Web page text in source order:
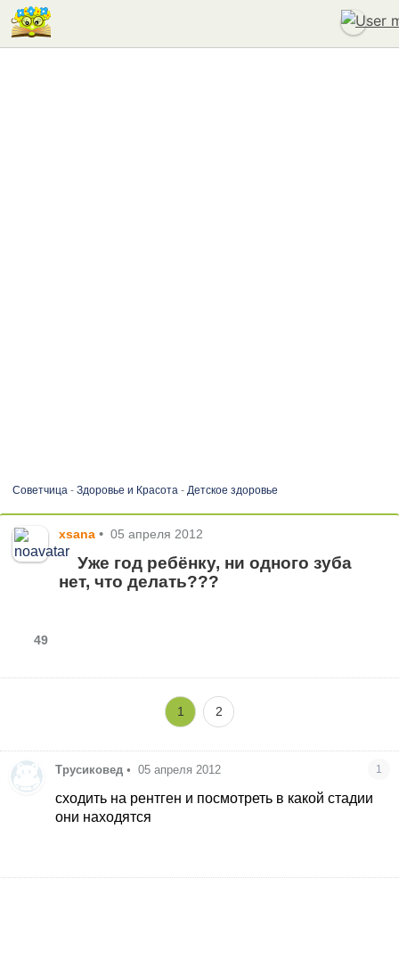
Советчица- Здоровье и Красота - Детское здоровье
xsana • 05 апреля 2012
Уже год ребёнку, ни одного зуба
нет, что делать???
49
1 2
Трусиковед • 05 апреля 2012 1
сходить на рентген и посмотреть в какой стадии
они находятся